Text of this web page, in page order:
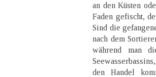
an den Küsten
Faden gefischt,
Sind die
nach dem
während man
den Handel